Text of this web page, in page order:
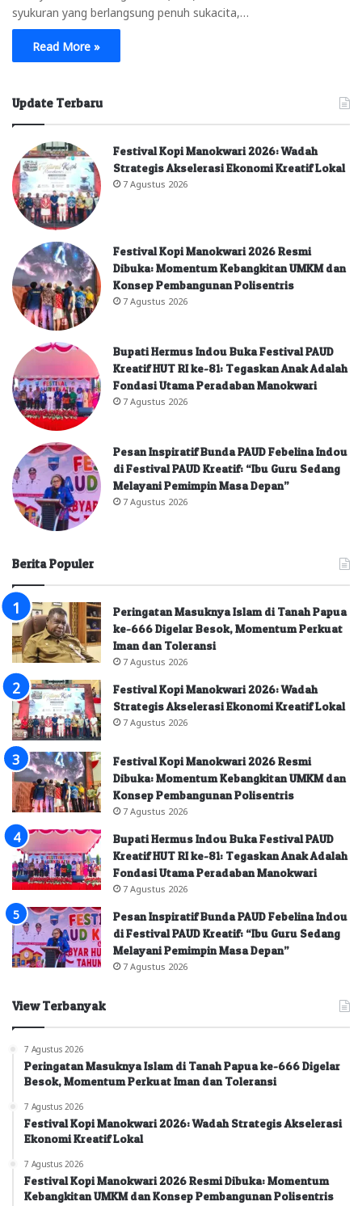
syukuran yang berlangsung penuh sukacita,…
Read More »
Update Terbaru
Festival Kopi Manokwari 2026: Wadah
Strategis Akselerasi Ekonomi Kreatif Lokal
7 Agustus 2026
Festival Kopi Manokwari 2026 Resmi
Dibuka: Momentum Kebangkitan UMKM dan
Konsep Pembangunan Polisentris
7 Agustus 2026
Bupati Hermus Indou Buka Festival PAUD
Kreatif HUT RI ke-81: Tegaskan Anak Adalah
Fondasi Utama Peradaban Manokwari
7 Agustus 2026
Pesan Inspiratif Bunda PAUD Febelina Indou
di Festival PAUD Kreatif: “Ibu Guru Sedang
Melayani Pemimpin Masa Depan”
7 Agustus 2026
Berita Populer
Peringatan Masuknya Islam di Tanah Papua
ke-666 Digelar Besok, Momentum Perkuat
Iman dan Toleransi
7 Agustus 2026
Festival Kopi Manokwari 2026: Wadah
Strategis Akselerasi Ekonomi Kreatif Lokal
7 Agustus 2026
Festival Kopi Manokwari 2026 Resmi
Dibuka: Momentum Kebangkitan UMKM dan
Konsep Pembangunan Polisentris
7 Agustus 2026
Bupati Hermus Indou Buka Festival PAUD
Kreatif HUT RI ke-81: Tegaskan Anak Adalah
Fondasi Utama Peradaban Manokwari
7 Agustus 2026
Pesan Inspiratif Bunda PAUD Febelina Indou
di Festival PAUD Kreatif: “Ibu Guru Sedang
Melayani Pemimpin Masa Depan”
7 Agustus 2026
View Terbanyak
7 Agustus 2026
Peringatan Masuknya Islam di Tanah Papua ke-666 Digelar
Besok, Momentum Perkuat Iman dan Toleransi
7 Agustus 2026
Festival Kopi Manokwari 2026: Wadah Strategis Akselerasi
Ekonomi Kreatif Lokal
7 Agustus 2026
Festival Kopi Manokwari 2026 Resmi Dibuka: Momentum
Kebangkitan UMKM dan Konsep Pembangunan Polisentris